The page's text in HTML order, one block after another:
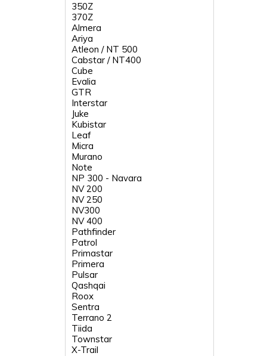
350Z
370Z
Almera
Ariya
Atleon / NT 500
Cabstar / NT400
Cube
Evalia
GTR
Interstar
Juke
Kubistar
Leaf
Micra
Murano
Note
NP 300 - Navara
NV 200
NV 250
NV300
NV 400
Pathfinder
Patrol
Primastar
Primera
Pulsar
Qashqai
Roox
Sentra
Terrano 2
Tiida
Townstar
X-Trail